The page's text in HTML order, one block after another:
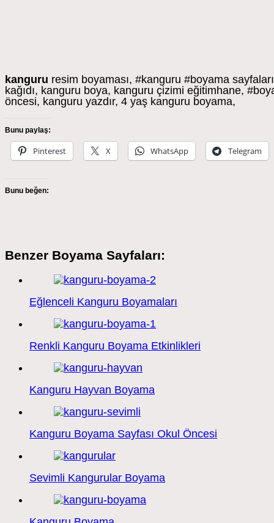
kanguru resim boyaması, #kanguru #boyama
kağıdı, kanguru boya, kanguru çizimi eğitimhane,
öncesi, kanguru yazdır, 4 yaş kanguru boyama,
Bunu paylaş:
Pinterest X WhatsApp Telegram
Bunu beğen:
Benzer Boyama Sayfaları:
Eğlenceli Kanguru Boyamaları
Renkli Kanguru Boyama Etkinlikleri
Kanguru Hayvan Boyama
Kanguru Boyama Sayfası Okul Öncesi
Sevimli Kangurular Boyama